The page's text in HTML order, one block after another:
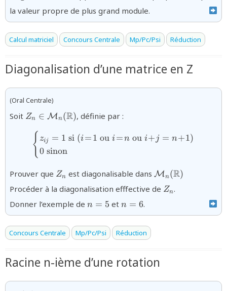
la valeur propre de plus grand module.
Calcul matriciel Concours Centrale Mp/Pc/Psi Réduction
Diagonalisation d’une matrice en Z
(Oral Centrale)
Soit {Z_n\in\mathcal{M}_{n}
(\mathbb{R})}
Zn ∈ Mn(R), définie par :
{ zij = 1 si (i=1 ou i=n ou i+ j = n+1)
0sinon
Prouver que {Z_n}
Zn est diagonalisable dans
(\mathbb{R})}
Mn(R)
Procéder à la diagonalisation efffective de {Z_n}
Zn.
Donner l’exemple de {n=5}
n = 5 et {n=6}
n = 6.
Concours Centrale Mp/Pc/Psi Réduction
Racine n-ième d’une rotation